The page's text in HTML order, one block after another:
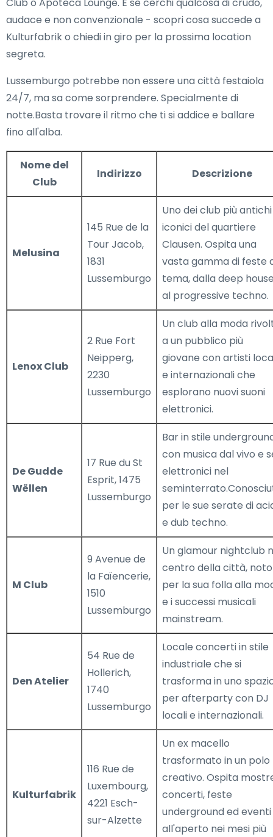
audace e non convenzionale - scopri cosa succede a
Kulturfabrik o chiedi in giro per la prossima location
segreta.
Lussemburgo potrebbe non essere una città festaiola
24/7, ma sa come sorprendere. Specialmente di
notte.Basta trovare il ritmo che ti si addice e ballare
fino all'alba.
Nome del
Club
Indirizzo Descrizione
Melusina
145 Rue de la
Tour Jacob,
1831
Lussemburgo
Uno dei club più
iconici del quartiere
Clausen. Ospita una
vasta gamma di feste
tema, dalla deep
al progressive techno.
Lenox Club
2 Rue Fort
Neipperg,
2230
Lussemburgo
Un club alla moda
a un pubblico più
giovane con artisti
e internazionali che
esplorano nuovi suoni
elettronici.
De Gudde
Wëllen
17 Rue du St
Esprit, 1475
Lussemburgo
Bar in stile
con musica dal vivo e
elettronici nel
per le sue serate di
e dub techno.
M Club
9 Avenue de
la Faïencerie,
1510
Lussemburgo
Un glamour nightclub
centro della città, noto
per la sua folla alla
e i successi musicali
mainstream.
Den Atelier
54 Rue de
Hollerich,
1740
Lussemburgo
Locale concerti in stile
industriale che si
trasforma in uno
per afterparty con DJ
locali e internazionali.
Kulturfabrik
116 Rue de
Luxembourg,
4221 Esch-
sur-Alzette
Un ex macello
trasformato in un polo
creativo. Ospita
concerti, feste
underground ed eventi
all'aperto nei mesi più